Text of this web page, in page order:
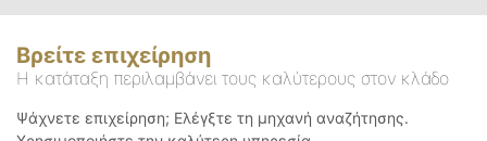
Βρείτε επιχείρηση
Η κατάταξη περιλαμβάνει τους καλύτερους στον κλάδο
Ψάχνετε επιχείρηση; Ελέγξτε τη μηχανή αναζήτησης.